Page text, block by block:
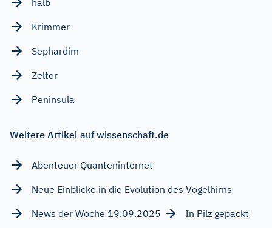
Krimmer
Sephardim
Zelter
Peninsula
Weitere Artikel auf wissenschaft.de
Abenteuer Quanteninternet
Neue Einblicke in die Evolution des Vogelhirns
News der Woche 19.09.2025
In Pilz gepackt